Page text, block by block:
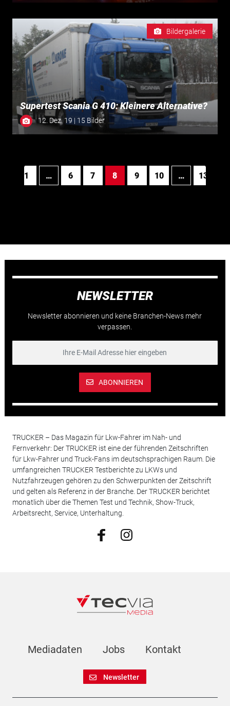
Bildergalerie
Supertest Scania G 410: Kleinere Alternative?
12. Dez. 19 | 15 Bilder
1 … 6 7 8 9 10 … 13
NEWSLETTER
Newsletter abonnieren und keine Branchen-News mehr
verpassen.
ABONNIEREN
TRUCKER – Das Magazin für Lkw-Fahrer im Nah- und
Fernverkehr: Der TRUCKER ist eine der führenden Zeitschriften
für Lkw-Fahrer und Truck-Fans im deutschsprachigen Raum. Die
umfangreichen TRUCKER Testberichte zu LKWs und
Nutzfahrzeugen gehören zu den Schwerpunkten der Zeitschrift
und gelten als Referenz in der Branche. Der TRUCKER berichtet
monatlich über die Themen Test und Technik, Show-Truck,
Arbeitsrecht, Service, Unterhaltung.
Mediadaten Jobs Kontakt
Newsletter